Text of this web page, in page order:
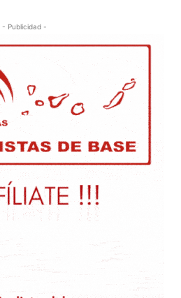
- Publicidad -